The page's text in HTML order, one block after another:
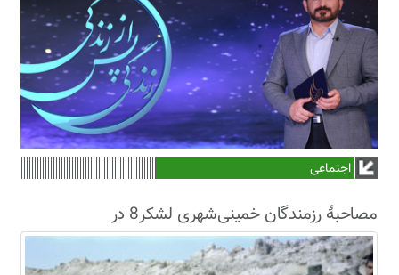
اجتماعی
مصاحبۀ رزمندگان خمینی‌شهری لشکر8 در
سال63+فیلم